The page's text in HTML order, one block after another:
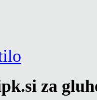
za